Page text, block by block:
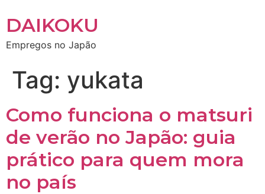
DAIKOKU
Empregos no Japão
Tag: yukata
Como funciona o matsuri
de verão no Japão: guia
prático para quem mora
no país